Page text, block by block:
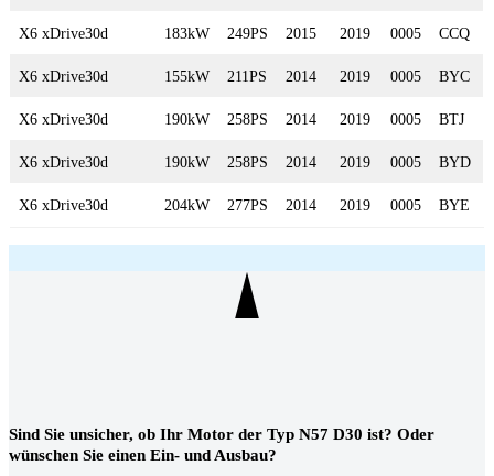
X6 xDrive30d 183kW 249PS 2015 2019 0005 CCQ
X6 xDrive30d 155kW 211PS 2014 2019 0005 BYC
X6 xDrive30d 190kW 258PS 2014 2019 0005 BTJ
X6 xDrive30d 190kW 258PS 2014 2019 0005 BYD
X6 xDrive30d 204kW 277PS 2014 2019 0005 BYE
Sind Sie unsicher, ob Ihr Motor der Typ N57 D30 ist? Oder
wünschen Sie einen Ein- und Ausbau?